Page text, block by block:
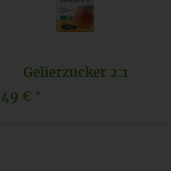
Gelierzucker 2:1
€
*